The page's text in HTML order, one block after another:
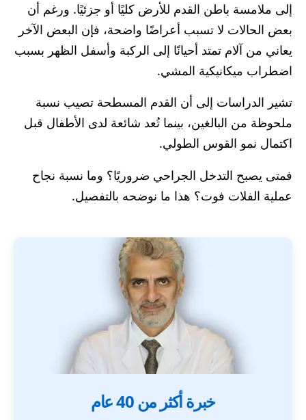
إلى ملامسة باطن القدم للأرض كليًا أو جزئيًا. ورغم أن
بعض الحالات لا تسبب أعراضًا واضحة، فإن البعض الآخر
يعاني من آلام تمتد أحيانًا إلى الركبة وأسفل الظهر بسبب
اضطراب ميكانيكية المشي.
تشير الدراسات إلى أن القدم المسطحة تصيب نسبة
ملحوظة من البالغين، بينما تُعد شائعة لدى الأطفال قبل
اكتمال نمو القوس الطولي.
فمتى يصبح التدخل الجراحي ضروريًا؟ وما نسبة نجاح
عملية الفلات فوت؟ هذا ما نوضحه بالتفصيل.
خبرة أكثر من 40 عام